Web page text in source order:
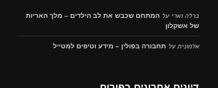
ברלה וארי על המתחם שכבש את לב הילדים – מלך האריות
של אשקלון
אלמוניתעל תחבורה בפולין – מידע וטיפים למטייל